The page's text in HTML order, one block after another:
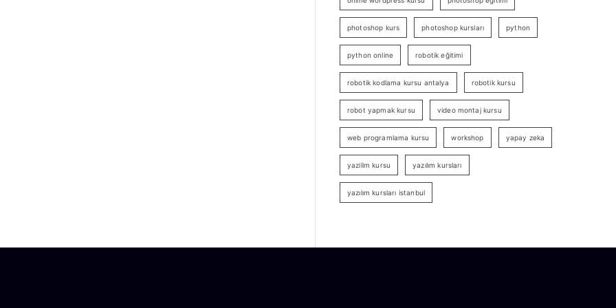
photoshop kurs photoshop kursları python
python online robotik eğitimi
robotik kodlama kursu antalya robotik kursu
robot yapmak kursu video montaj kursu
web programlama kursu workshop yapay zeka
yazilim kursu yazılım kursları
yazılım kursları istanbul